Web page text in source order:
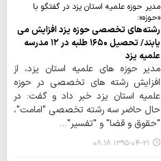
مدیر حوزه علمیه استان یزد در گفتگو با
«حوزه»:
رشته‌های تخصصی حوزه یزد افزایش می
یابند/ تحصیل ۱۶۵۰ طلبه در ۱۲ مدرسه
علمیه یزد
مدیر حوزه های علمیه استان یزد، از
افزایش رشته های تخصصی در حوزه
علمیه استان یزد خبر داد و گفت: در
حال حاضر سه رشته تخصصی "امامت"،
"حقوق و قضا" و "تفسیر"…
۱۳۹۵-۰۴-۲۱ ۰۸:۱۸